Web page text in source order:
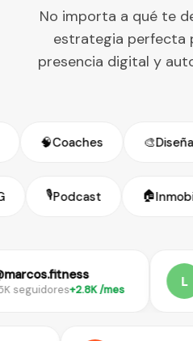
No importa a qué te
estrategia perfecta
presencia digital y
🧠Coaches 🎨
🎙️Podcast 🏠
+2.8K /mes
L